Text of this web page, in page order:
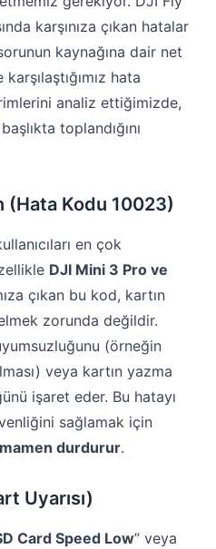
karşınıza çıkan hatalar
kaynağına dair net
hata
analiz ettiğimizde,
toplandığını
(Hata Kodu 10023)
en çok
DJI Mini 3 Pro ve
çıkan bu kod, kartın
zorunda değildir.
(örneğin
veya kartın yazma
işaret eder. Bu hatayı
sağlamak için
durdurur.
Uyarısı)
Card Speed Low” veya